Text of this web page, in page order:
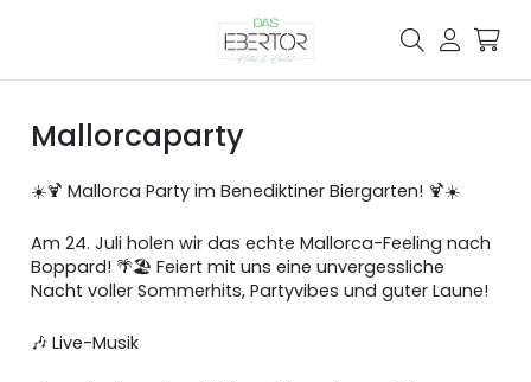
Mallorcaparty
☀️🍹 Mallorca Party im Benediktiner Biergarten! 🍹☀️
Am 24. Juli holen wir das echte Mallorca-Feeling nach
Boppard! 🌴🏖️ Feiert mit uns eine unvergessliche
Nacht voller Sommerhits, Partyvibes und guter Laune!
🎶 Live-Musik